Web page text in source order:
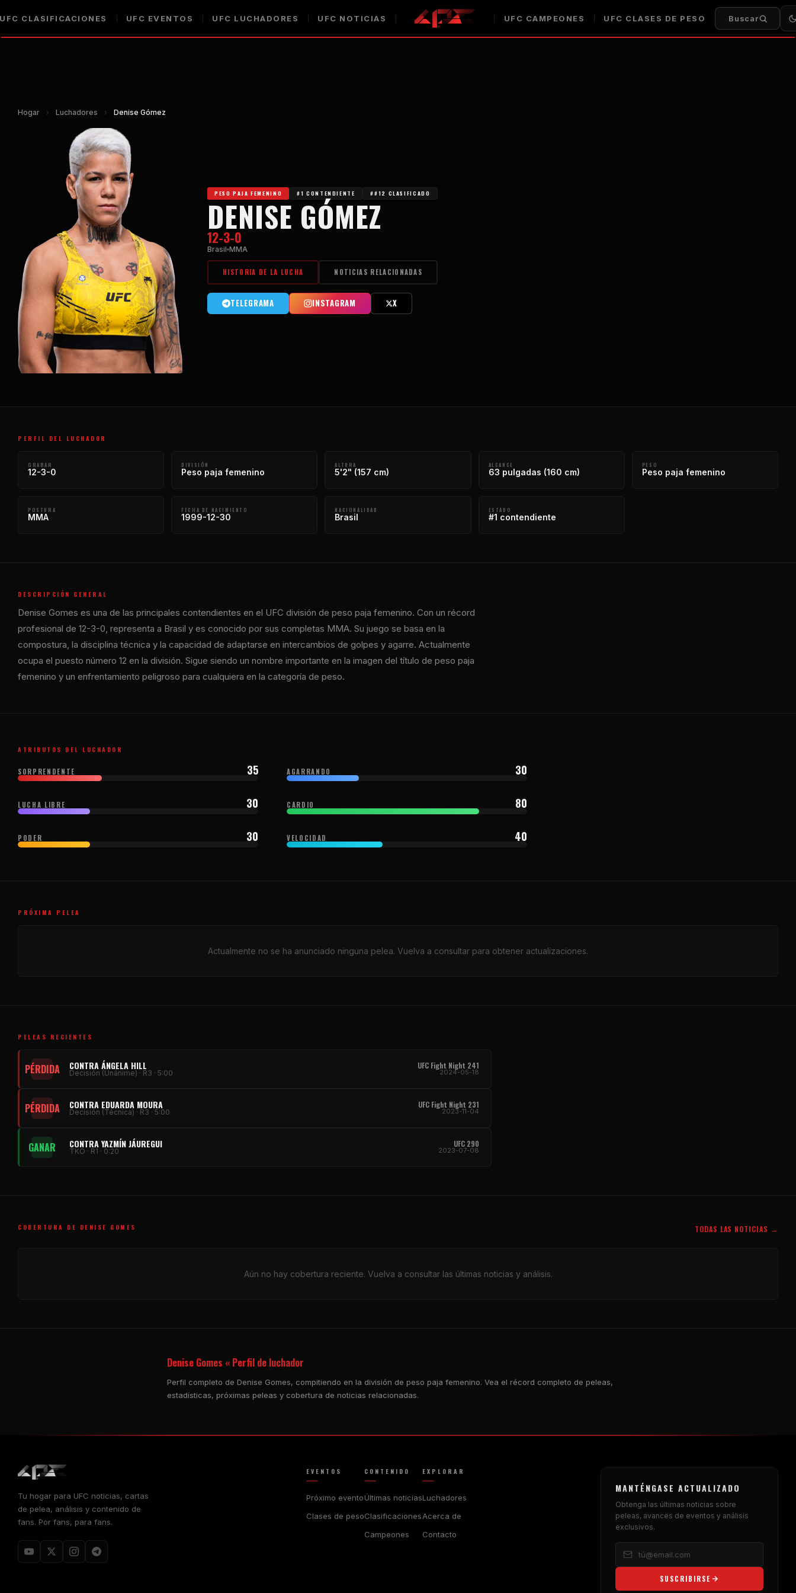
UFC CLASIFICACIONES UFC EVENTOS UFC LUCHADORES UFC NOTICIAS UFC CAMPEONES UFC CLASES DE PESO Buscar
Hogar › Luchadores › Denise Gómez
PESO PAJA FEMENINO #1 CONTENDIENTE ##12 CLASIFICADO
DENISE GÓMEZ
12-3-0
Brasil MMA
HISTORIA DE LA LUCHA NOTICIAS RELACIONADAS
TELEGRAMA INSTAGRAM X
PERFIL DEL LUCHADOR
GRABAR
12-3-0
DIVISIÓN
Peso paja femenino
ALTURA
5'2" (157 cm)
ALCANCE
63 pulgadas (160 cm)
PESO
Peso paja femenino
POSTURA
MMA
FECHA DE NACIMIENTO
1999-12-30
NACIONALIDAD
Brasil
ESTADO
#1 contendiente
DESCRIPCIÓN GENERAL
Denise Gomes es una de las principales contendientes en el UFC división de peso paja femenino. Con un récord
profesional de 12-3-0, representa a Brasil y es conocido por sus completas MMA. Su juego se basa en la
compostura, la disciplina técnica y la capacidad de adaptarse en intercambios de golpes y agarre. Actualmente
ocupa el puesto número 12 en la división. Sigue siendo un nombre importante en la imagen del título de peso paja
femenino y un enfrentamiento peligroso para cualquiera en la categoría de peso.
ATRIBUTOS DEL LUCHADOR
SORPRENDENTE 35 AGARRANDO 30
LUCHA LIBRE 30 CARDIO 80
PODER 30 VELOCIDAD 40
PRÓXIMA PELEA
Actualmente no se ha anunciado ninguna pelea. Vuelva a consultar para obtener actualizaciones.
PELEAS RECIENTES
PÉRDIDA CONTRA ÁNGELA HILL
Decisión (Unánime) · R3 · 5:00
UFC Fight Night 241
2024-05-18
PÉRDIDA CONTRA EDUARDA MOURA
Decisión (Técnica) · R3 · 5:00
UFC Fight Night 231
2023-11-04
GANAR CONTRA YAZMÍN JÁUREGUI
TKO · R1 · 0:20
UFC 290
2023-07-08
COBERTURA DE DENISE GOMES TODAS LAS NOTICIAS →
Aún no hay cobertura reciente. Vuelva a consultar las últimas noticias y análisis.
Denise Gomes « Perfil de luchador
Perfil completo de Denise Gomes, compitiendo en la división de peso paja femenino. Vea el récord completo de peleas,
estadísticas, próximas peleas y cobertura de noticias relacionadas.
Tu hogar para UFC noticias, cartas
de pelea, análisis y contenido de
fans. Por fans, para fans.
EVENTOS
Próximo evento
Clases de peso
CONTENIDO
Últimas noticias
Clasificaciones
Campeones
EXPLORAR
Luchadores
Acerca de
Contacto
MANTÉNGASE ACTUALIZADO
Obtenga las últimas noticias sobre
peleas, avances de eventos y análisis
exclusivos.
SUSCRIBIRSE